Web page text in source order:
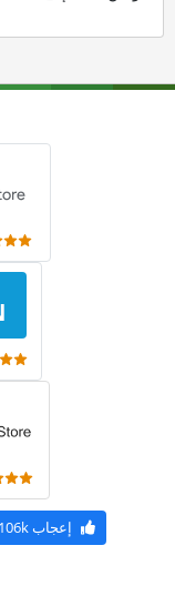
إعجاب106k